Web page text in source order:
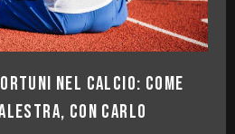
nel calcio: come
con Carlo